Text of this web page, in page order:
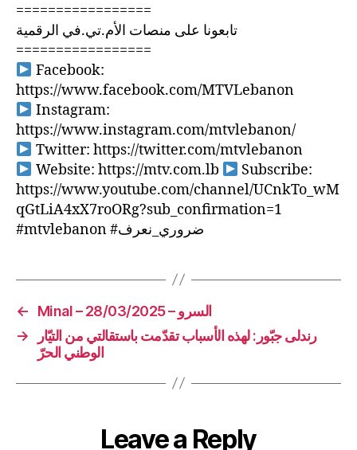
=================
تابعونا على منصات الأم.تي.في الرقمية
=================
Facebook:
https://www.facebook.com/MTVLebanon
Instagram:
https://www.instagram.com/mtvlebanon/
Twitter: https://twitter.com/mtvlebanon
Website: https://mtv.com.lb
Subscribe:
https://www.youtube.com/channel/UCnkTo_wM
qGtLiA4xX7roORg?sub_confirmation=1
#mtvlebanon #ضروري_نعرف
←
Minal – 28/03/2025 – السرو
→
رندلى جبّور: لهذه الأسباب تقدّمت باستقالتي من التيّار
الوطني الحرّ
Leave a Reply